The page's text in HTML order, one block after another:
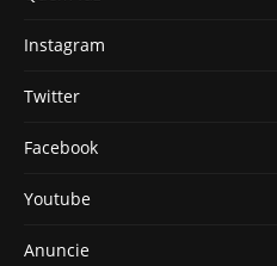
Instagram
Twitter
Facebook
Youtube
Anuncie